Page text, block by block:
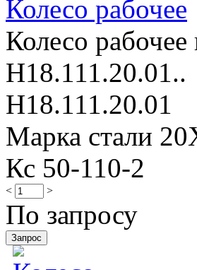
Колесо рабочее
Колесо
Н18.111.20.01..
Н18.111.20.01
Марка стали
Кс 50-110-2
< >
По запросу